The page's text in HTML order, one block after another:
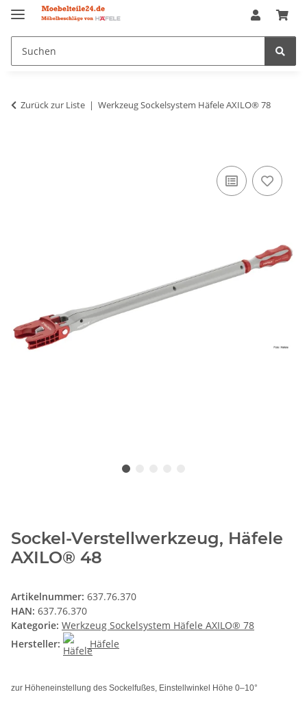
Zurück zur Liste Werkzeug Sockelsystem Häfele AXILO® 78
Sockel-Verstellwerkzeug, Häfele
AXILO® 48
Artikelnummer: 637.76.370
HAN: 637.76.370
Kategorie: Werkzeug Sockelsystem Häfele AXILO® 78
Hersteller:
Häfele
zur Höheneinstellung des Sockelfußes, Einstellwinkel Höhe 0–10°